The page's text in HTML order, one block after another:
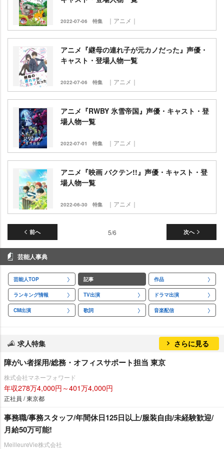
2022-07-06 特集 ｜アニメ｜
アニメ『継母の連れ子が元カノだった』声優・
キャスト・登場人物一覧
2022-07-06 特集 ｜アニメ｜
アニメ『RWBY 氷雪帝国』声優・キャスト・登
場人物一覧
2022-07-01 特集 ｜アニメ｜
アニメ『映画 バクテン!!』声優・キャスト・登
場人物一覧
2022-06-30 特集 ｜アニメ｜
前へ 次へ
5/6
芸能人事典
芸能人TOP 記事 作品
ランキング情報 TV出演 ドラマ出演
CM出演 歌詞 音楽配信
求人特集 さらに見る
障がい者採用/総務・オフィスサポート担当 東京
株式会社マネーフォワード
年収278万4,000円～401万4,000円
正社員 / 東京都
事務職/事務スタッフ/年間休日125日以上/服装自由/未経験歓迎/
月給50万可能!
MeilleureVie株式会社